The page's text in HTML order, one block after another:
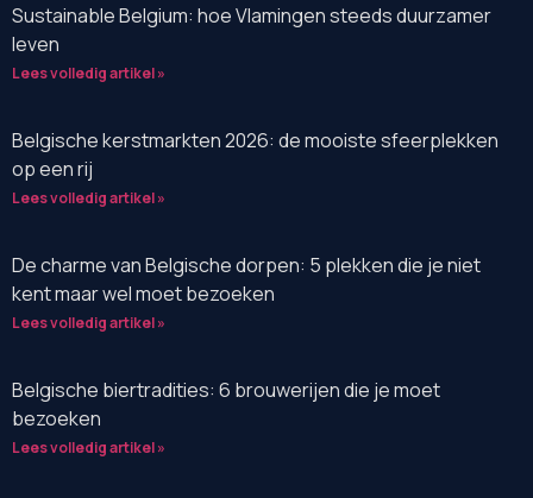
Sustainable Belgium: hoe Vlamingen steeds duurzamer
leven
Lees volledig artikel »
Belgische kerstmarkten 2026: de mooiste sfeerplekken
op een rij
Lees volledig artikel »
De charme van Belgische dorpen: 5 plekken die je niet
kent maar wel moet bezoeken
Lees volledig artikel »
Belgische biertradities: 6 brouwerijen die je moet
bezoeken
Lees volledig artikel »